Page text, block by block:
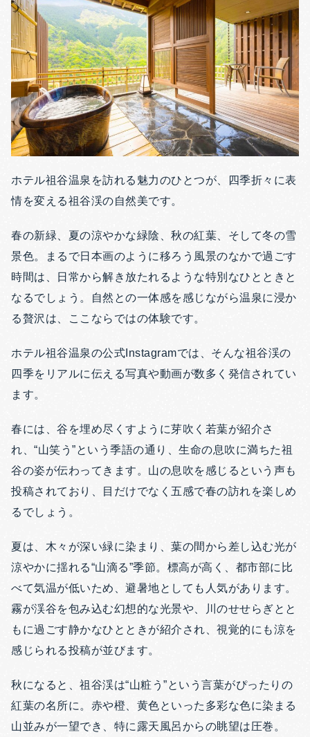
ホテル祖谷温泉を訪れる魅力のひとつが、四季折々に表
情を変える祖谷渓の自然美です。
春の新緑、夏の涼やかな緑陰、秋の紅葉、そして冬の雪
景色。まるで日本画のように移ろう風景のなかで過ごす
時間は、日常から解き放たれるような特別なひとときと
なるでしょう。自然との一体感を感じながら温泉に浸か
る贅沢は、ここならではの体験です。
ホテル祖谷温泉の公式Instagramでは、そんな祖谷渓の
四季をリアルに伝える写真や動画が数多く発信されてい
ます。
春には、谷を埋め尽くすように芽吹く若葉が紹介さ
れ、“山笑う”という季語の通り、生命の息吹に満ちた祖
谷の姿が伝わってきます。山の息吹を感じるという声も
投稿されており、目だけでなく五感で春の訪れを楽しめ
るでしょう。
夏は、木々が深い緑に染まり、葉の間から差し込む光が
涼やかに揺れる“山滴る”季節。標高が高く、都市部に比
べて気温が低いため、避暑地としても人気があります。
霧が渓谷を包み込む幻想的な光景や、川のせせらぎとと
もに過ごす静かなひとときが紹介され、視覚的にも涼を
感じられる投稿が並びます。
秋になると、祖谷渓は“山粧う”という言葉がぴったりの
紅葉の名所に。赤や橙、黄色といった多彩な色に染まる
山並みが一望でき、特に露天風呂からの眺望は圧巻。